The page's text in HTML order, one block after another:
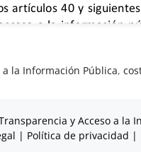
la Información Pública,
y Acceso a la
| Política de privacidad |